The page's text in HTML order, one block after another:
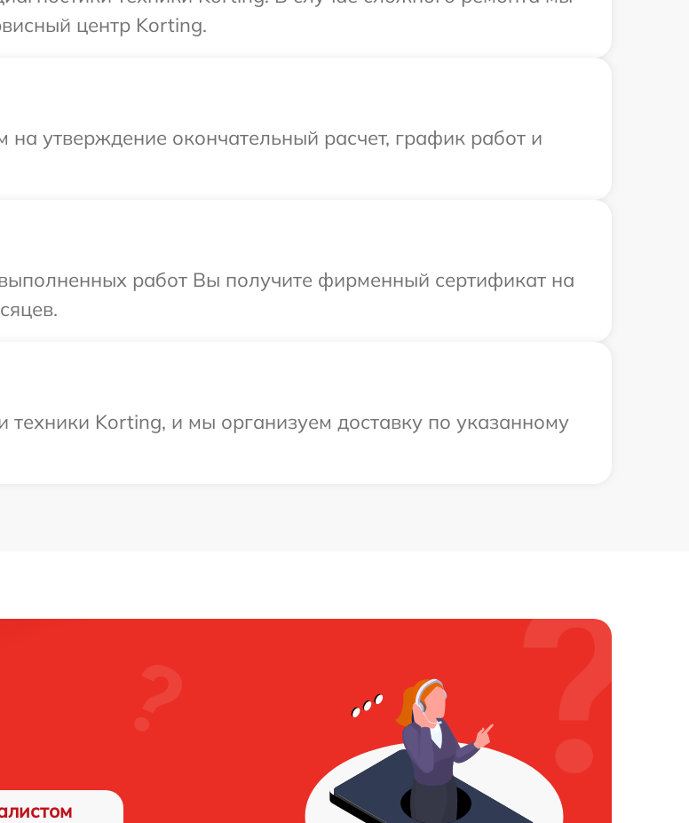
центр Korting.
утверждение окончательный расчет, график работ и
работ Вы получите фирменный сертификат на
Korting, и мы организуем доставку по указанному